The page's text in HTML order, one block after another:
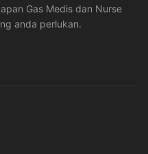
Gas Medis dan Nurse
anda perlukan.